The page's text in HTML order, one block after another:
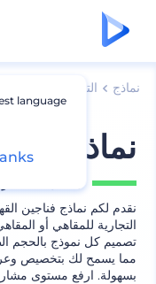
نماذج التعبئة
نماذج
نقدم لكم نماذج فناجين
التجارية للمقاهي أو
تصميم كل نموذج بالحجم
مما يسمح لك بتخصيص
بسهولة. ارفع مستوى
language